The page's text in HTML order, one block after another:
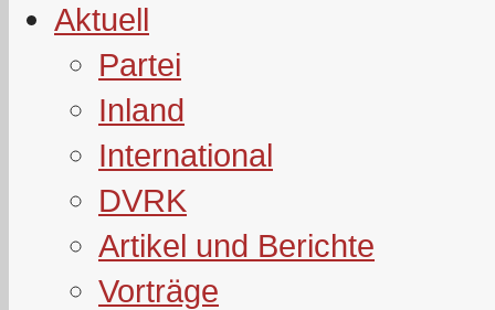
Aktuell
Partei
Inland
International
DVRK
Artikel und Berichte
Vorträge